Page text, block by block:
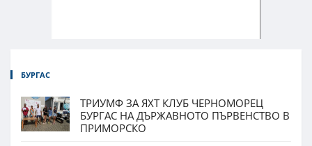
БУРГАС
ТРИУМФ ЗА ЯХТ КЛУБ ЧЕРНОМОРЕЦ
БУРГАС НА ДЪРЖАВНОТО ПЪРВЕНСТВО В
ПРИМОРСКО